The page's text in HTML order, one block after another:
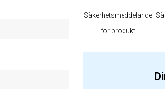
Säkerhetsmeddelande
för produkt